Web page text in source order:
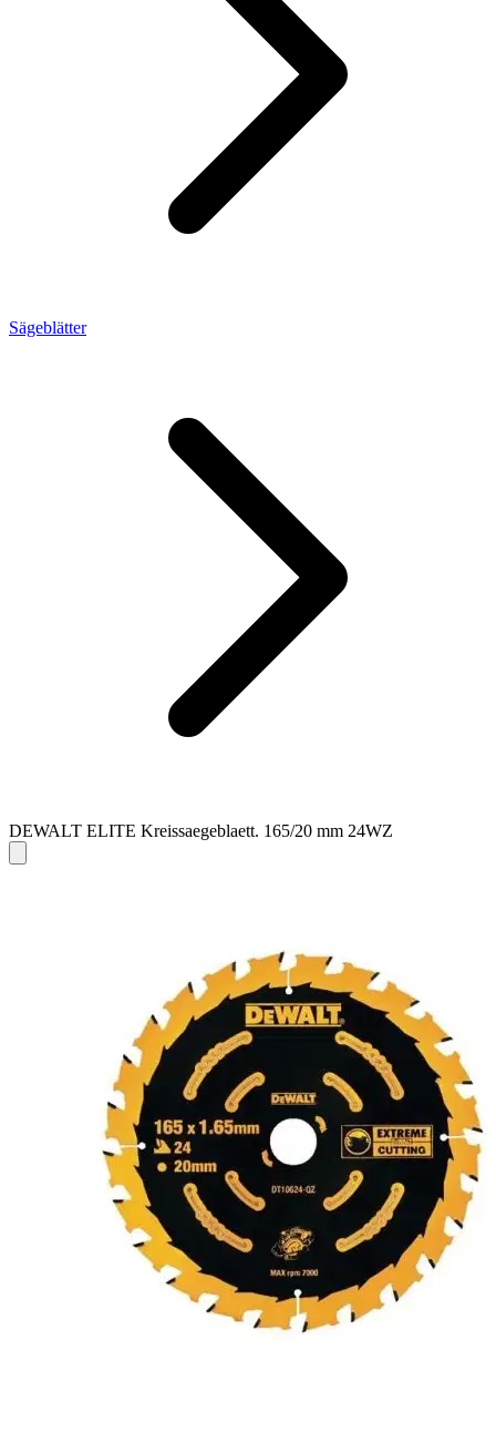
Sägeblätter
DEWALT ELITE Kreissaegeblaett. 165/20 mm 24WZ